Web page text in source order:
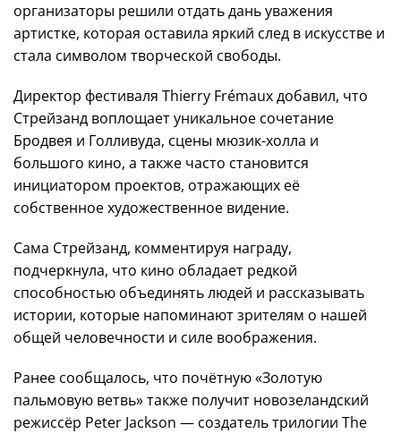
организаторы решили отдать дань уважения
артистке, которая оставила яркий след в искусстве и
стала символом творческой свободы.
Директор фестиваля Thierry Frémaux добавил, что
Стрейзанд воплощает уникальное сочетание
Бродвея и Голливуда, сцены мюзик-холла и
большого кино, а также часто становится
инициатором проектов, отражающих её
собственное художественное видение.
Сама Стрейзанд, комментируя награду,
подчеркнула, что кино обладает редкой
способностью объединять людей и рассказывать
истории, которые напоминают зрителям о нашей
общей человечности и силе воображения.
Ранее сообщалось, что почётную «Золотую
пальмовую ветвь» также получит новозеландский
режиссёр Peter Jackson — создатель трилогии The